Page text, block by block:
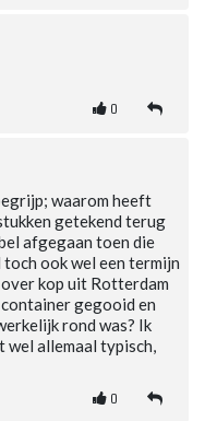
0
waarom heeft
getekend terug
afgegaan toen die
ook wel een termijn
kop uit Rotterdam
gegooid en
rond was? Ik
wel allemaal typisch,
0